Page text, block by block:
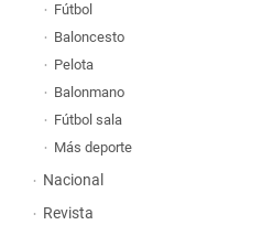
Fútbol
Baloncesto
Pelota
Balonmano
Fútbol sala
Más deporte
Nacional
Revista